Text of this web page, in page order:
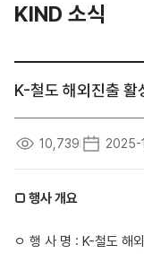
KIND 소식
K-철도 해외진출 활
10,739 2025-
□ 행사 개요
ㅇ 행 사 명 : K-철도 해